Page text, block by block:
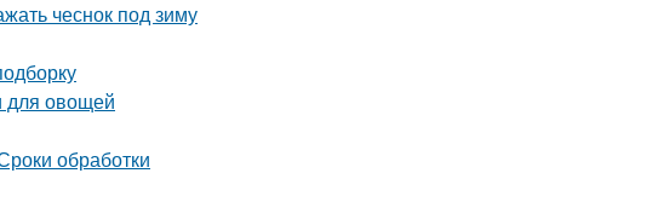
чеснок под зиму
для овощей
обработки